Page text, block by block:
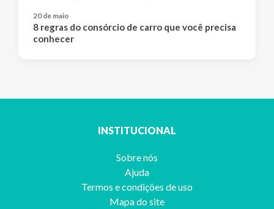
20 de maio
8 regras do consórcio de carro que você precisa
conhecer
INSTITUCIONAL
Sobre nós
Ajuda
Termos e condições de uso
Mapa do site